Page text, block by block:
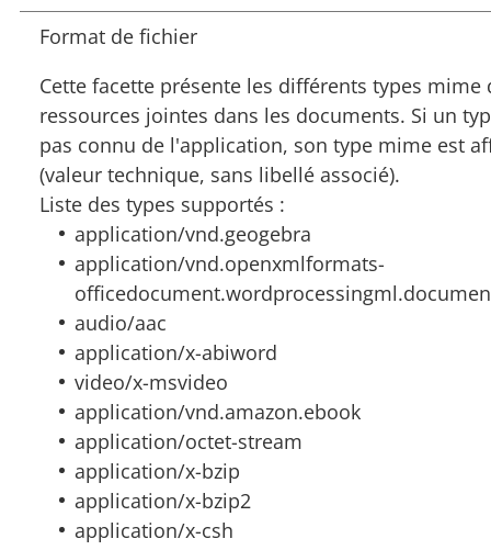
Format de fichier
Cette facette présente les différents types mime
ressources jointes dans les documents. Si un
pas connu de l'application, son type mime est
(valeur technique, sans libellé associé).
Liste des types supportés :
application/vnd.geogebra
application/vnd.openxmlformats-
audio/aac
application/x-abiword
video/x-msvideo
application/vnd.amazon.ebook
application/octet-stream
application/x-bzip
application/x-bzip2
application/x-csh